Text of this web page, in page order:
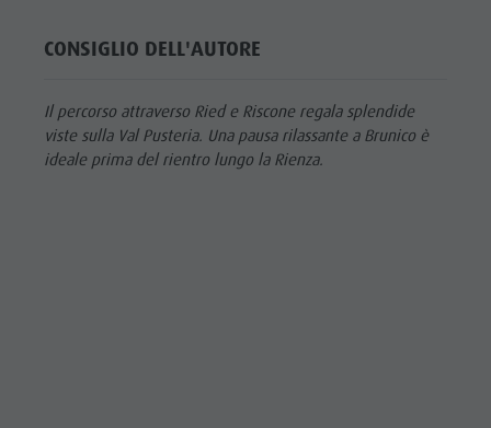
CONSIGLIO DELL'AUTORE
Il percorso attraverso Ried e Riscone regala splendide
viste sulla Val Pusteria. Una pausa rilassante a Brunico è
ideale prima del rientro lungo la Rienza.